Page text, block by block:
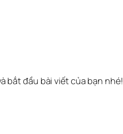
bắt đầu bài viết của bạn nhé!